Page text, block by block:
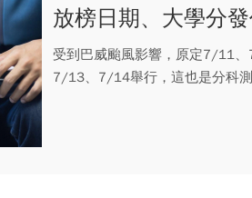
放榜日期、大學分
驗試務懶人包
受到巴威颱風影響，原定7/11
7/13、7/14舉行，這也是分科